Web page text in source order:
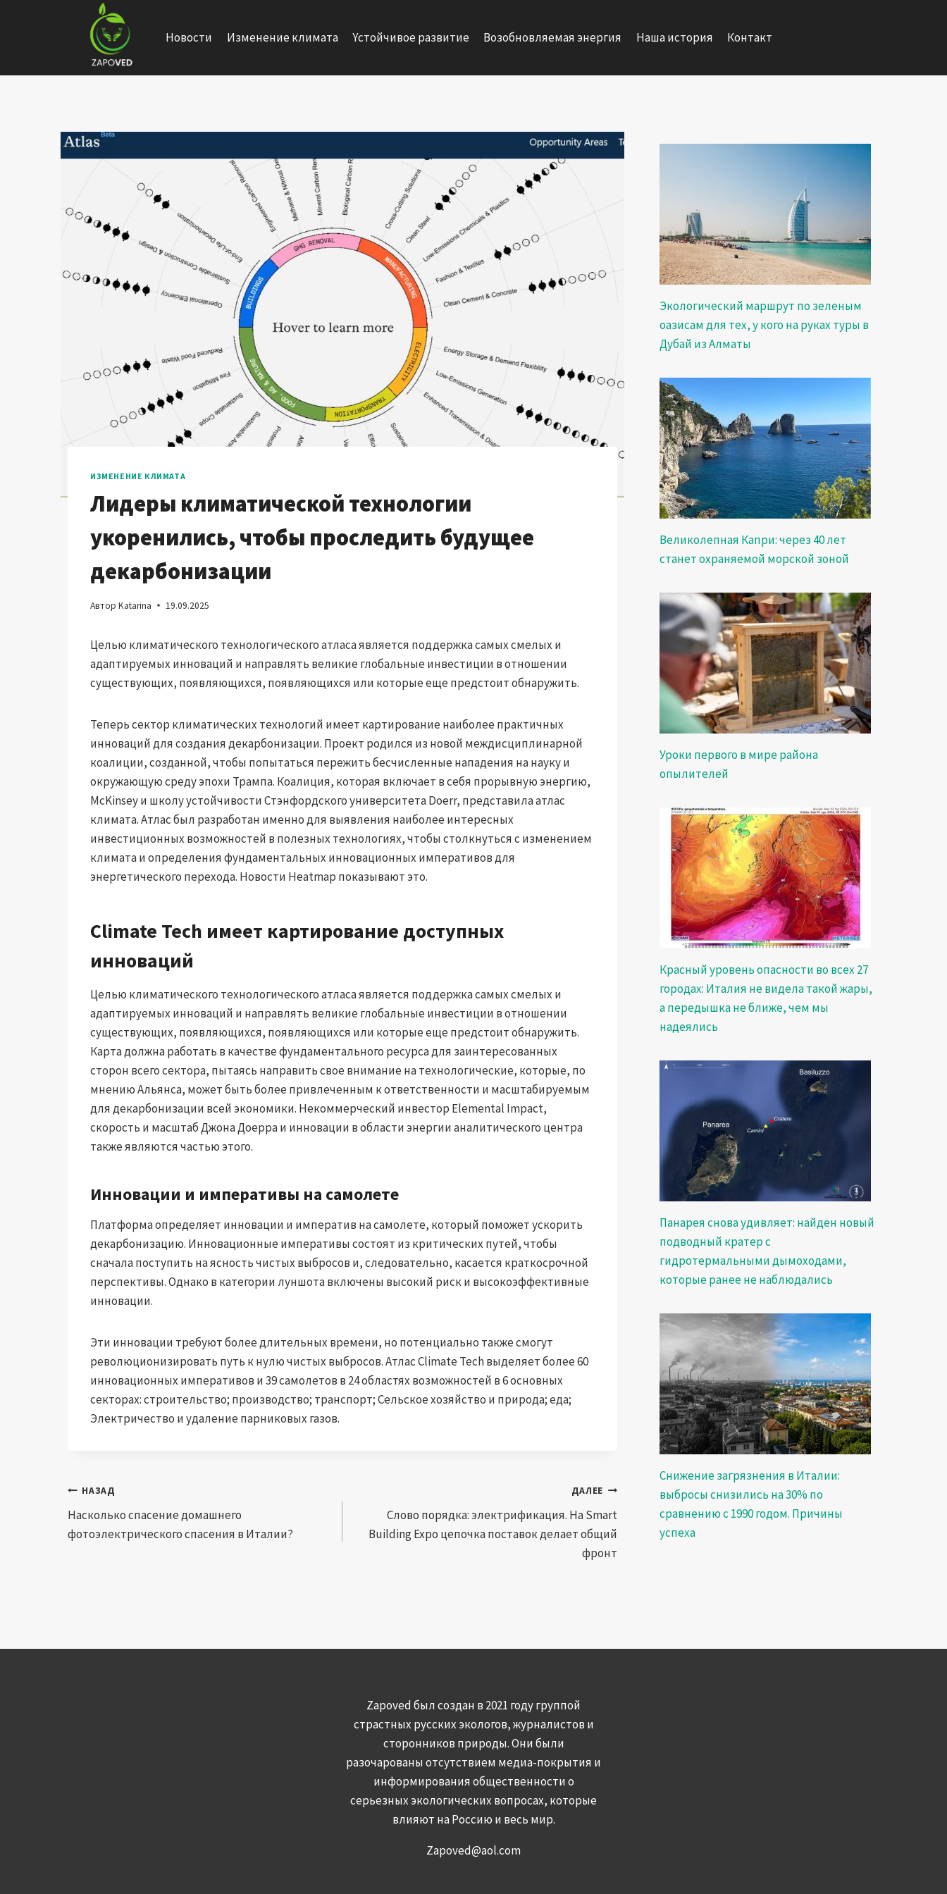
Новости Изменение климата Yстойчивое развитие Возобновляемая энергия Наша история Контакт
ИЗМЕНЕНИЕ КЛИМАТА
Лидеры климатической технологии
укоренились, чтобы проследить будущее
декарбонизации
Автор Katarina 19.09.2025
Целью климатического технологического атласа является поддержка самых смелых и
адаптируемых инноваций и направлять великие глобальные инвестиции в отношении
существующих, появляющихся, появляющихся или которые еще предстоит обнаружить.
Теперь сектор климатических технологий имеет картирование наиболее практичных
инноваций для создания декарбонизации. Проект родился из новой междисциплинарной
коалиции, созданной, чтобы попытаться пережить бесчисленные нападения на науку и
окружающую среду эпохи Трампа. Коалиция, которая включает в себя прорывную энергию,
McKinsey и школу устойчивости Стэнфордского университета Doerr, представила атлас
климата. Атлас был разработан именно для выявления наиболее интересных
инвестиционных возможностей в полезных технологиях, чтобы столкнуться с изменением
климата и определения фундаментальных инновационных императивов для
энергетического перехода. Новости Heatmap показывают это.
Climate Tech имеет картирование доступных
инноваций
Целью климатического технологического атласа является поддержка самых смелых и
адаптируемых инноваций и направлять великие глобальные инвестиции в отношении
существующих, появляющихся, появляющихся или которые еще предстоит обнаружить.
Карта должна работать в качестве фундаментального ресурса для заинтересованных
сторон всего сектора, пытаясь направить свое внимание на технологические, которые, по
мнению Альянса, может быть более привлеченным к ответственности и масштабируемым
для декарбонизации всей экономики. Некоммерческий инвестор Elemental Impact,
скорость и масштаб Джона Доерра и инновации в области энергии аналитического центра
также являются частью этого.
Инновации и императивы на самолете
Платформа определяет инновации и императив на самолете, который поможет ускорить
декарбонизацию. Инновационные императивы состоят из критических путей, чтобы
сначала поступить на ясность чистых выбросов и, следовательно, касается краткосрочной
перспективы. Однако в категории луншота включены высокий риск и высокоэффективные
инновации.
Эти инновации требуют более длительных времени, но потенциально также смогут
революционизировать путь к нулю чистых выбросов. Атлас Climate Tech выделяет более 60
инновационных императивов и 39 самолетов в 24 областях возможностей в 6 основных
секторах: строительство; производство; транспорт; Сельское хозяйство и природа; еда;
Электричество и удаление парниковых газов.
Навигация
по
НАЗАД
Насколько спасение домашнего
фотоэлектрического спасения в Италии?
ДАЛЕЕ
Слово порядка: электрификация. На Smart
Building Expo цепочка поставок делает общий
фронт
Экологический маршрут по зеленым
оазисам для тех, у кого на руках туры в
Дубай из Алматы
Великолепная Капри: через 40 лет
станет охраняемой морской зоной
Уроки первого в мире района
опылителей
Красный уровень опасности во всех 27
городах: Италия не видела такой жары,
а передышка не ближе, чем мы
надеялись
Панарея снова удивляет: найден новый
подводный кратер с
гидротермальными дымоходами,
которые ранее не наблюдались
Снижение загрязнения в Италии:
выбросы снизились на 30% по
сравнению с 1990 годом. Причины
успеха
Zapoved был создан в 2021 году группой
страстных русских экологов, журналистов и
сторонников природы. Они были
разочарованы отсутствием медиа-покрытия и
информирования общественности о
серьезных экологических вопросах, которые
влияют на Россию и весь мир.
Zapoved@aol.com